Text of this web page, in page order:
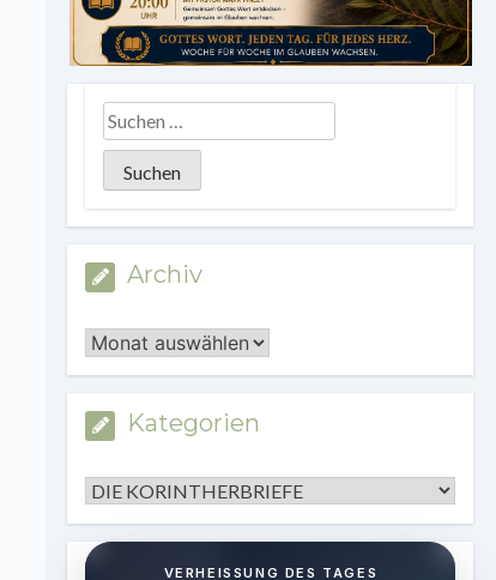
Archiv
Archiv
Kategorien
Kategorien
VERHEISSUNG DES TAGES